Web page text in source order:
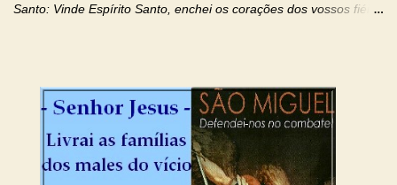
Santo: Vinde Espírito Santo, enchei os corações dos vossos fiéis
Santo, fazei que apreciemos retamente todas as coisas segundo
o mesmo Espírito e gozemos sempre da sua consolação. Por
Cristo, Senhor Nosso. Amém. Creio: Creio em Deus Pai Todo-
Poderoso, Criador do céu e da terra; e em Jesus Cristo, seu
único Filho, nosso Senhor; que foi concebido pelo poder do Espí­